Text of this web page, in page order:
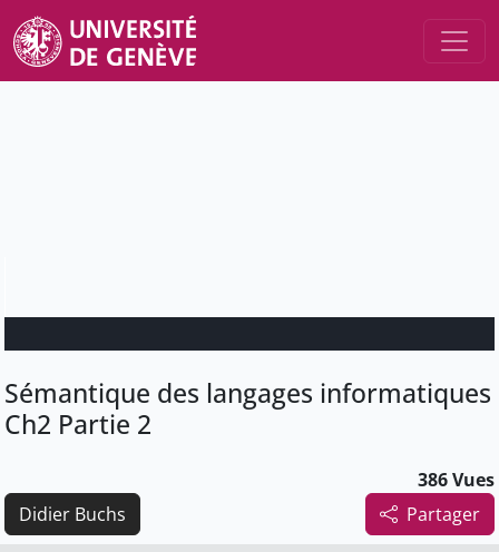
Sémantique des langages informatiques
Ch2 Partie 2
386 Vues
Partager
Didier Buchs